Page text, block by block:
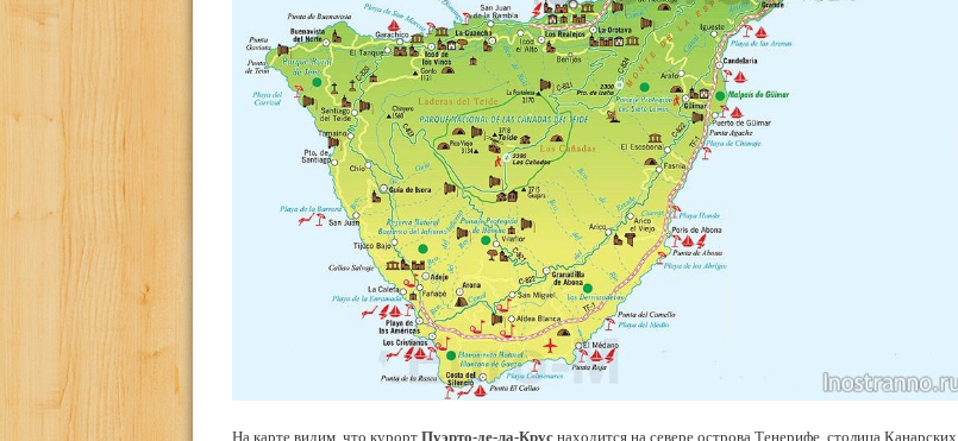
На карте видим, что курорт Пуэрто-де-ла-Круснаходится на севере острова Тенерифе, столица Канарских